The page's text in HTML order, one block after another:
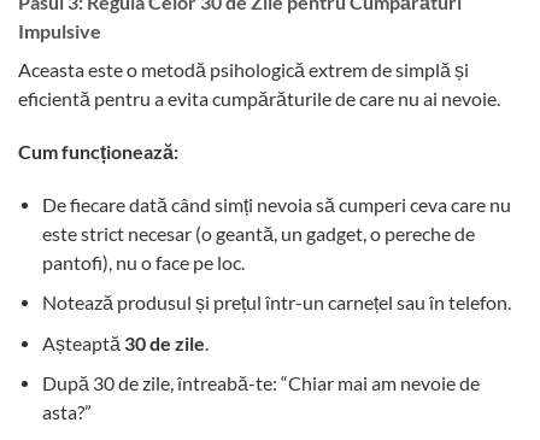
Impulsive
Aceasta este o metodă psihologică extrem de simplă și
eficientă pentru a evita cumpărăturile de care nu ai nevoie.
Cum funcționează:
De fiecare dată când simți nevoia să cumperi ceva care nu
este strict necesar (o geantă, un gadget, o pereche de
pantofi), nu o face pe loc.
Notează produsul și prețul într-un carnețel sau în telefon.
Așteaptă 30 de zile
După 30 de zile, întreabă-te: “Chiar mai am nevoie de
asta?”